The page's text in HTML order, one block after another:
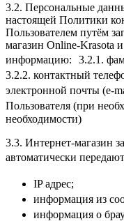
3.2. Персональные
настоящей Политики
Пользователем путём
магазин Online-Krasota
информацию: 3.2.1.
3.2.2. контактный
электронной почты (e-
Пользователя (при
необходимости)
3.3. Интернет-магазин
автоматически
IP адрес;
информация из
информация о